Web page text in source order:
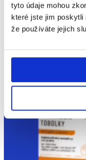
tyto údaje mohou
které jste jim poskytli
že používáte jejich
EQUAZEN®